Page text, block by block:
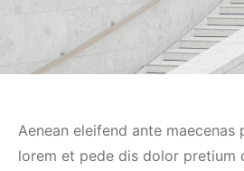
Aenean eleifend ante maecenas
lorem et pede dis dolor pretium